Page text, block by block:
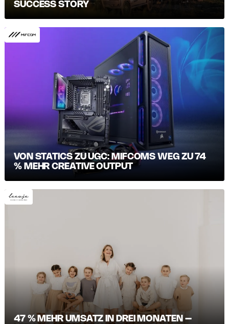
SUCCESS STORY
VON STATICS ZU UGC: MIFCOMS WEG ZU 74
% MEHR CREATIVE OUTPUT
47 % MEHR UMSATZ IN DREI MONATEN –